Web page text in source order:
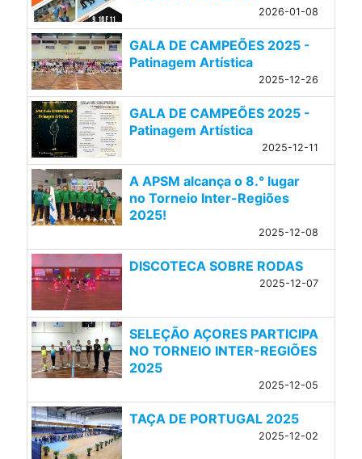
2026-01-08
GALA DE CAMPEÕES 2025 -
Patinagem Artística
2025-12-26
GALA DE CAMPEÕES 2025 -
Patinagem Artística
2025-12-11
A APSM alcança o 8.° lugar
no Torneio Inter-Regiões
2025!
2025-12-08
DISCOTECA SOBRE RODAS
2025-12-07
SELEÇÃO AÇORES PARTICIPA
NO TORNEIO INTER-REGIÕES
2025
2025-12-05
TAÇA DE PORTUGAL 2025
2025-12-02